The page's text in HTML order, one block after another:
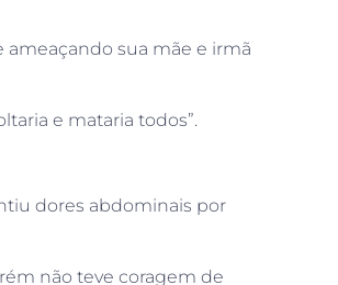
ameaçando sua mãe e irmã
e mataria todos”.
dores abdominais por
não teve coragem de